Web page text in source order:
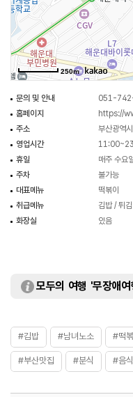
250m
문의 및 안내
051-
홈페이지
https://
주소
부산광역
영업시간
휴일
매주 수요
주차
불가능
대표메뉴
떡볶이
취급메뉴
김밥 / 튀
화장실
있음
모두의 여행 '무장애
#김밥 #남녀노소 #떡
#부산맛집 #분식 #음식